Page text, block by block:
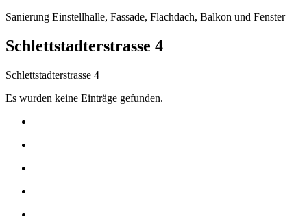
Sanierung Einstellhalle, Fassade, Flachdach, Balkon und Fenster
Schlettstadterstrasse 4
Schlettstadterstrasse 4
Es wurden keine Einträge gefunden.